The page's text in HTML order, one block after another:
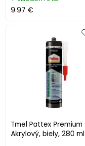
9.97 €
Tmel Pattex Premium
Akrylový, biely, 280 ml